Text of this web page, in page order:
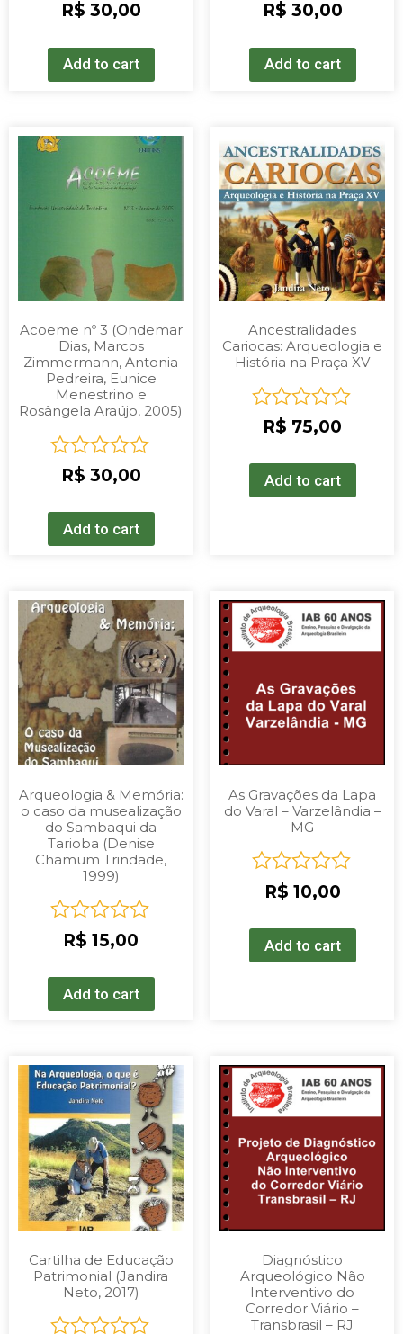
Rated
of
5
R$ 30,00
Add to cart
Rated
of
5
R$ 30,00
Add to cart
Acoeme nº 3 (Ondemar
Dias, Marcos
Zimmermann, Antonia
Pedreira, Eunice
Menestrino e
Rosângela Araújo, 2005)
Rated
out
of
5
R$ 30,00
Add to cart
Ancestralidades
Cariocas: Arqueologia e
História na Praça XV
Rated
out
of
5
R$ 75,00
Add to cart
Arqueologia & Memória:
o caso da musealização
do Sambaqui da
Tarioba (Denise
Chamum Trindade,
1999)
Rated
out
of
5
R$ 15,00
Add to cart
As Gravações da Lapa
do Varal – Varzelândia –
MG
Rated
out
of
5
R$ 10,00
Add to cart
Cartilha de Educação
Patrimonial (Jandira
Neto, 2017)
Diagnóstico
Arqueológico Não
Interventivo do
Corredor Viário –
Transbrasil – RJ